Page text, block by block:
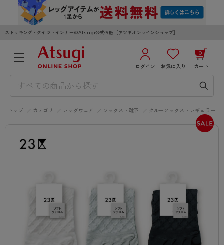
ストッキング・タイツ・インナーのAtsugi公式通販［アツギオンラインショップ］
ログイン お気に入り カート
0
3,980円以上のご購入で送料無料
WOMEN MEN KIDS
カテゴリから探す
トップ カテゴリ レッグウェア ソックス・靴下 クルーソックス・レギュラーソ